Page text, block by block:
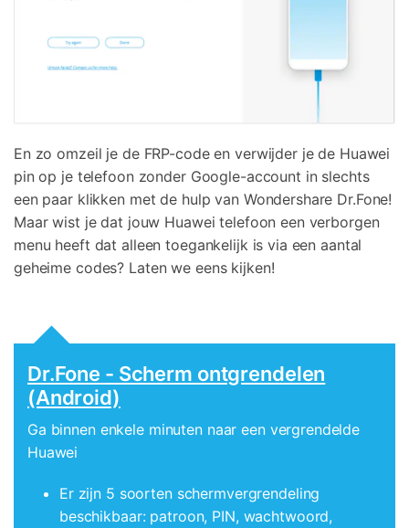
En zo omzeil je de FRP-code en verwijder je de Huawei
pin op je telefoon zonder Google-account in slechts
een paar klikken met de hulp van Wondershare Dr.Fone!
Maar wist je dat jouw Huawei telefoon een verborgen
menu heeft dat alleen toegankelijk is via een aantal
geheime codes? Laten we eens kijken!
Dr.Fone - Scherm ontgrendelen
(Android)
Ga binnen enkele minuten naar een vergrendelde
Huawei
Er zijn 5 soorten schermvergrendeling
beschikbaar: patroon, PIN, wachtwoord,